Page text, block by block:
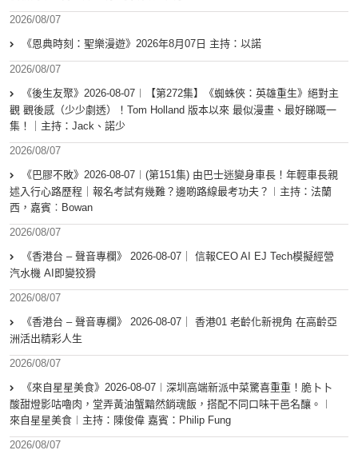
2026/08/07
《恩典時刻：聖樂漫遊》2026年8月07日 主持：以諾
2026/08/07
《後生友聚》2026-08-07︱【第272集】《蜘蛛俠：英雄重生》絕對主
觀 觀後感（少少劇透）！Tom Holland 版本以來 最似漫畫、最好睇嘅一
集！｜主持：Jack、諾少
2026/08/07
《巴膠不敗》2026-08-07︱(第151集) 由巴士迷變身車長！年輕車長親
述入行心路歷程｜報名考試有幾難？邊啲路線最考功夫？︱主持：法蘭
西，嘉賓︰Bowan
2026/08/07
《香港台 – 聲音專欄》 2026-08-07｜ 信報CEO AI EJ Tech模擬經營
汽水機 AI即變狡猾
2026/08/07
《香港台 – 聲音專欄》 2026-08-07｜ 香港01 老齡化新視角 在高齡亞
洲活出精彩人生
2026/08/07
《來自星星美食》2026-08-07︱深圳高端新派中菜驚喜重重！脆卜卜
酸甜燈影咕嚕肉，堂弄黃油蟹黯然銷魂飯，搭配不同口味干邑名釀。︱
來自星星美食︱主持：陳俊偉 嘉賓：Philip Fung
2026/08/07